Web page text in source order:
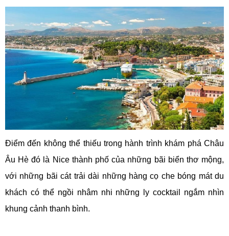
Điểm đến không thể thiếu trong hành trình khám phá Châu
Âu Hè đó là Nice thành phố của những bãi biển thơ mộng,
với những bãi cát trải dài những hàng cọ che bóng mát du
khách có thể ngồi nhâm nhi những ly cocktail ngắm nhìn
khung cảnh thanh bình.